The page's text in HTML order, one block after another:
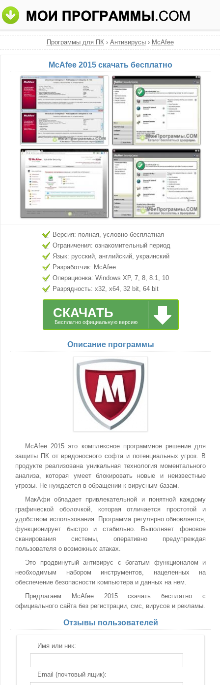
Программы для ПК› Антивирусы› McAfee
McAfee 2015 скачать бесплатно
Версия: полная, условно-бесплатная
Ограничения: ознакомительный период
Язык: русский, английский, украинский
Разработчик: McAfee
Операционка: Windows XP, 7, 8, 8.1, 10
Разрядность: x32, x64, 32 bit, 64 bit
СКАЧАТЬ
Бесплатно официальную версию
Описание программы
McAfee 2015 это комплексное программное решение для
защиты ПК от вредоносного софта и потенциальных угроз. В
продукте реализована уникальная технология моментального
анализа, которая умеет блокировать новые и неизвестные
угрозы. Не нуждается в обращении к вирусным базам.
МакАфи обладает привлекательной и понятной каждому
графической оболочкой, которая отличается простотой и
удобством использования. Программа регулярно обновляется,
функционирует быстро и стабильно. Выполняет фоновое
сканирования системы, оперативно предупреждая
пользователя о возможных атаках.
Это продвинутый антивирус с богатым функционалом и
необходимым набором инструментов, нацеленных на
обеспечение безопасности компьютера и данных на нем.
Предлагаем McAfee 2015 скачать бесплатно с
официального сайта без регистрации, смс, вирусов и рекламы.
Отзывы пользователей
Имя или ник:
Email (почтовый ящик):